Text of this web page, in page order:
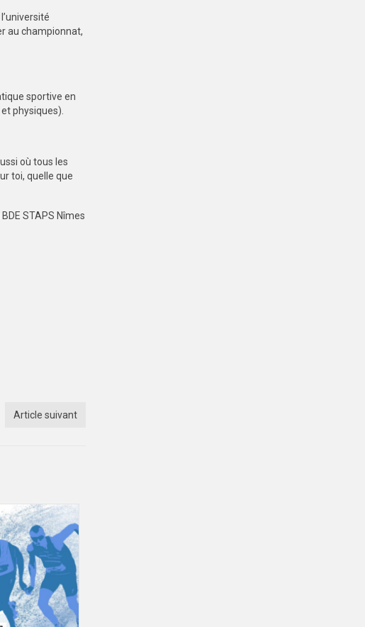
au championnat,
sportive en
physiques).
où tous les
toi, quelle que
STAPS Nîmes
Article suivant